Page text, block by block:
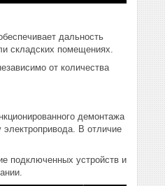
дальность
складских помещениях.
от количества
демонтажа
электропривода. В отличие
подключенных устройств и